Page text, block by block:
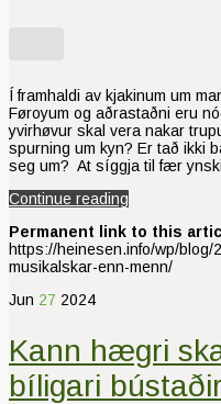
Í framhaldi av kjakinum um
Føroyum og aðrastaðni eru
yvirhøvur skal vera nakar
spurning um kyn? Er tað ikki
seg um? At síggja til fær
Continue reading
Permanent link to this
https://heinesen.info/wp/blog/
musikalskar-enn-menn/
Jun 27 2024
Kann hægri
bíligari